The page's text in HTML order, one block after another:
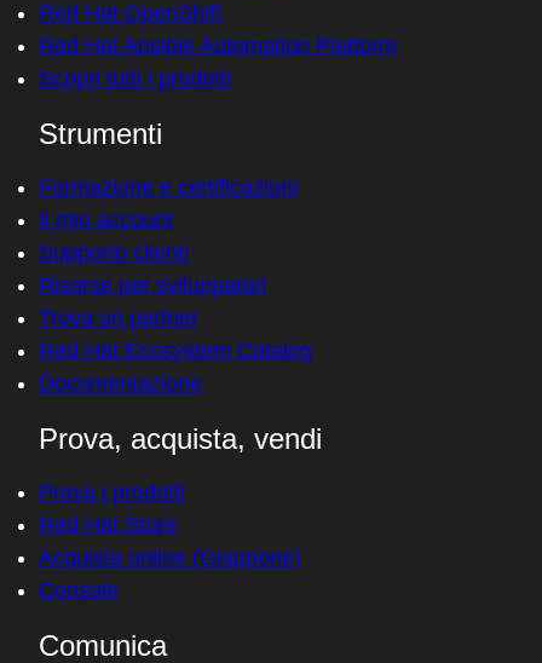
Red Hat OpenShift
Red Hat Ansible Automation Platform
Scopri tutti i prodotti
Strumenti
Formazione e certificazioni
Il mio account
Supporto clienti
Risorse per sviluppatori
Trova un partner
Red Hat Ecosystem Catalog
Documentazione
Prova, acquista, vendi
Prova i prodotti
Red Hat Store
Acquista online (Giappone)
Console
Comunica